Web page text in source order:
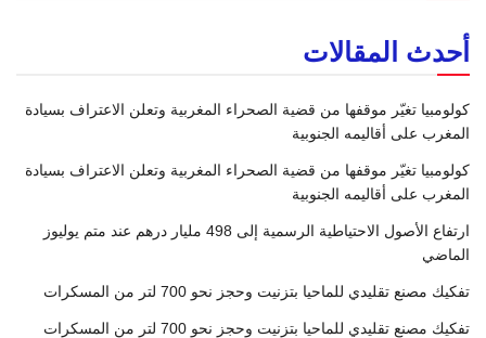
أحدث المقالات
كولومبيا تغيّر موقفها من قضية الصحراء المغربية وتعلن الاعتراف بسيادة
المغرب على أقاليمه الجنوبية
كولومبيا تغيّر موقفها من قضية الصحراء المغربية وتعلن الاعتراف بسيادة
المغرب على أقاليمه الجنوبية
ارتفاع الأصول الاحتياطية الرسمية إلى 498 مليار درهم عند متم يوليوز
الماضي
تفكيك مصنع تقليدي للماحيا بتزنيت وحجز نحو 700 لتر من المسكرات
تفكيك مصنع تقليدي للماحيا بتزنيت وحجز نحو 700 لتر من المسكرات